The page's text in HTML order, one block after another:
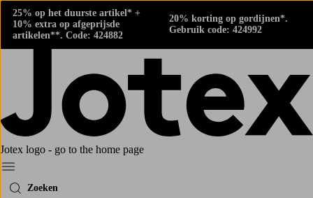
25% op het duurste artikel* +
10% extra op afgeprijsde
artikelen**. Code: 424882
20% korting op gordijnen*.
Gebruik code: 424992
Jotex logo - go to the home page
Menu
Zoeken